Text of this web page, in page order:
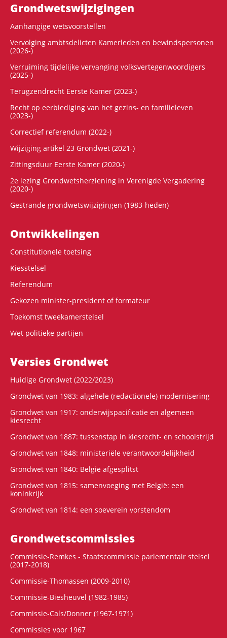
Grondwets­wijzigingen
Aanhangige wetsvoorstellen
Vervolging ambtsdelicten Kamerleden en bewindspersonen
(2026-)
Verruiming tijdelijke vervanging volksvertegenwoordigers
(2025-)
Terugzendrecht Eerste Kamer (2023-)
Recht op eerbiediging van het gezins- en familieleven
(2023-)
Correctief referendum (2022-)
Wijziging artikel 23 Grondwet (2021-)
Zittingsduur Eerste Kamer (2020-)
2e lezing Grondwetsherziening in Verenigde Vergadering
(2020-)
Gestrande grondwetswijzigingen (1983-heden)
Ontwikke­lingen
Constitutionele toetsing
Kiesstelsel
Referendum
Gekozen minister-president of formateur
Toekomst tweekamerstelsel
Wet politieke partijen
Versies Grondwet
Huidige Grondwet (2022/2023)
Grondwet van 1983: algehele (redactionele) modernisering
Grondwet van 1917: onderwijspacificatie en algemeen
kiesrecht
Grondwet van 1887: tussenstap in kiesrecht- en schoolstrijd
Grondwet van 1848: ministeriële verantwoordelijkheid
Grondwet van 1840: België afgesplitst
Grondwet van 1815: samenvoeging met België: een
koninkrijk
Grondwet van 1814: een soeverein vorstendom
Grondwets­commissies
Commissie-Remkes - Staatscommissie parlementair stelsel
(2017-2018)
Commissie-Thomassen (2009-2010)
Commissie-Biesheuvel (1982-1985)
Commissie-Cals/Donner (1967-1971)
Commissies voor 1967